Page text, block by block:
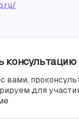
консультацию
вами,
для